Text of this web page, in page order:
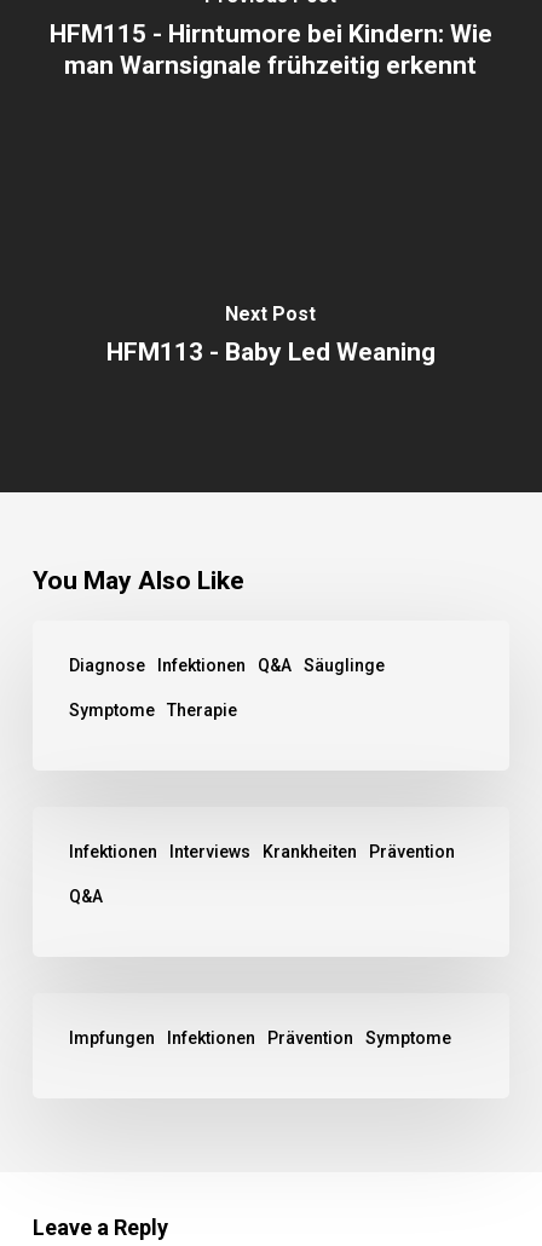
HFM115 - Hirntumore bei Kindern: Wie
man Warnsignale frühzeitig erkennt
Next Post
HFM113 - Baby Led Weaning
You May Also Like
Diagnose Infektionen Q&A Säuglinge
Symptome Therapie
Infektionen Interviews Krankheiten Prävention
Q&A
Impfungen Infektionen Prävention Symptome
Leave a Reply